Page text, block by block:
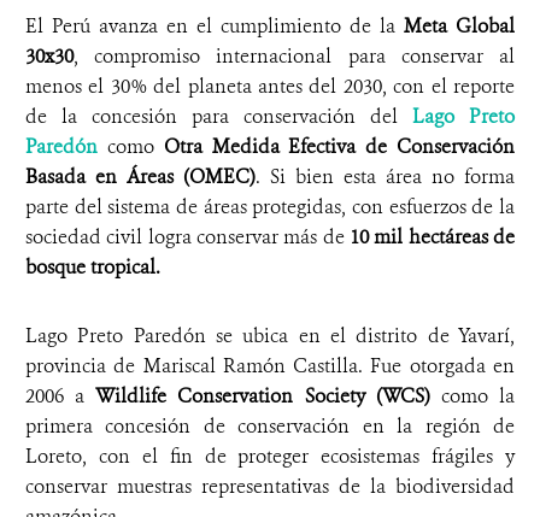
El Perú avanza en el cumplimiento de la Meta Global
30x30, compromiso internacional para conservar al
menos el 30% del planeta antes del 2030, con el reporte
de la concesión para conservación del Lago Preto
Paredón como Otra Medida Efectiva de Conservación
Basada en Áreas (OMEC). Si bien esta área no forma
parte del sistema de áreas protegidas, con esfuerzos de la
sociedad civil logra conservar más de10 mil hectáreas de
bosque tropical.
Lago Preto Paredón se ubica en el distrito de Yavarí,
provincia de Mariscal Ramón Castilla. Fue otorgada en
2006 aWildlife Conservation Society (WCS)como la
primera concesión de conservación en la región de
Loreto, con el fin de proteger ecosistemas frágiles y
conservar muestras representativas de la biodiversidad